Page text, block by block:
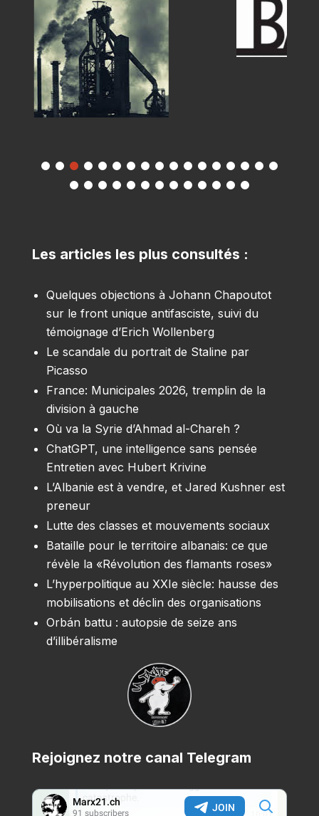
Les articles les plus consultés :
Quelques objections à Johann Chapoutot
sur le front unique antifasciste, suivi du
témoignage d’Erich Wollenberg
Le scandale du portrait de Staline par
Picasso
France: Municipales 2026, tremplin de la
division à gauche
Où va la Syrie d’Ahmad al-Chareh ?
ChatGPT, une intelligence sans pensée
Entretien avec Hubert Krivine
L’Albanie est à vendre, et Jared Kushner est
preneur
Lutte des classes et mouvements sociaux
Bataille pour le territoire albanais: ce que
révèle la «Révolution des flamants roses»
L’hyperpolitique au XXIe siècle: hausse des
mobilisations et déclin des organisations
Orbán battu : autopsie de seize ans
d’illibéralisme
Rejoignez notre canal Telegram